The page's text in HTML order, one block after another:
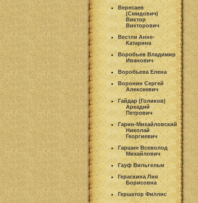
Вересаев
(Смидович)
Виктор
Викторович
Вестли Анне-
Катарина
Воробьев Владимир
Иванович
Воробьева Елена
Воронин Сергей
Алексеевич
Гайдар (Голиков)
Аркадий
Петрович
Гарин-Михайловский
Николай
Георгиевич
Гаршин Всеволод
Михайлович
Гауф Вильгельм
Гераскина Лия
Борисовна
Гершатор Филлис